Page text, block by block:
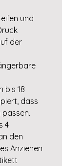
und
der
bis 18
dass
4
den
Anziehen